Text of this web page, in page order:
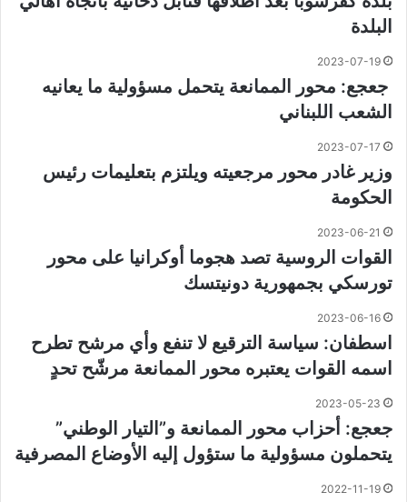
البلدة
2023-07-19
جعجع: محور الممانعة يتحمل مسؤولية ما يعانيه
الشعب اللبناني
2023-07-17
وزير غادر محور مرجعيته ويلتزم بتعليمات رئيس
الحكومة
2023-06-21
القوات الروسية تصد هجوما أوكرانيا على محور
تورسكي بجمهورية دونيتسك
2023-06-16
اسطفان: سياسة الترقيع لا تنفع وأي مرشح تطرح
اسمه القوات يعتبره محور الممانعة مرشّح تحدٍ
2023-05-23
جعجع: أحزاب محور الممانعة و”التيار الوطني”
يتحملون مسؤولية ما ستؤول إليه الأوضاع المصرفية
2022-11-19